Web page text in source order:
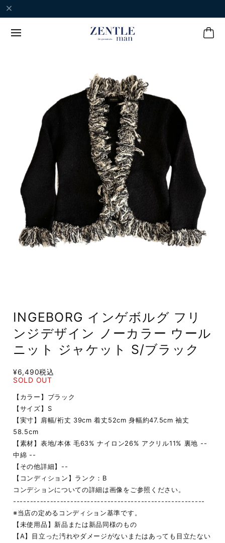
INGEBORG インゲボルグ フリ
ンジデザイン ノーカラー ウール
ニット ジャケット S/ブラック
¥6,490税込
SOLD OUT
【カラー】ブラック
【サイズ】S
【実寸】肩幅/裄丈 39cm 着丈52cm 身幅約47.5cm 袖丈
58.5cm
【素材】表地/本体 毛63% ナイロン26% アクリル11% 裏地 --
中綿 --
【その他詳細】--
【コンディション】ランク：B
コンデションについての詳細は画像をご参照ください。
---------------------------------------------------------
※当店の定めるコンディション基準です。
【未使用品】新品または新品同様のもの
【A】目立った汚れやダメージがないまたはあっても目立たない